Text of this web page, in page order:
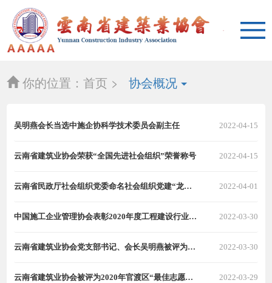
你的位置：首页 > 协会概况
吴明燕会长当选中施企协科学技术委员会副主任 2022-04-15
云南省建筑业协会荣获“全国先进社会组织”荣誉称号 2022-04-15
云南省民政厅社会组织党委命名社会组织党建“龙头”示范选树名单 2022-04-01
中国施工企业管理协会表彰2020年度工程建设行业优秀协会及优秀协会秘书长 2022-03-30
云南省建筑业协会党支部书记、会长吴明燕被评为2020年官渡区“最美志愿者” 2022-03-30
云南省建筑业协会被评为2020年官渡区“最佳志愿服务组织” 2022-03-29